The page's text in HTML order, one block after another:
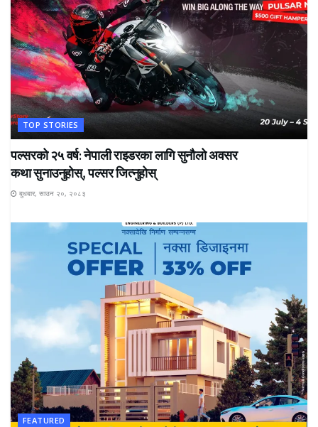
TOP STORIES
पल्सरको २५ वर्ष: नेपाली राइडरका लागि सुनौलो अवसर
कथा सुनाउनुहोस्, पल्सर जित्नुहोस्
बुधबार, साउन २०, २०८३
FEATURED